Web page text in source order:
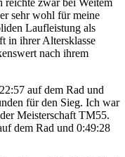
sehr wohl für meine
Laufleistung als
in ihrer Altersklasse
nach ihrem
auf dem Rad und
für den Sieg. Ich war
Meisterschaft TM55.
dem Rad und 0:49:28